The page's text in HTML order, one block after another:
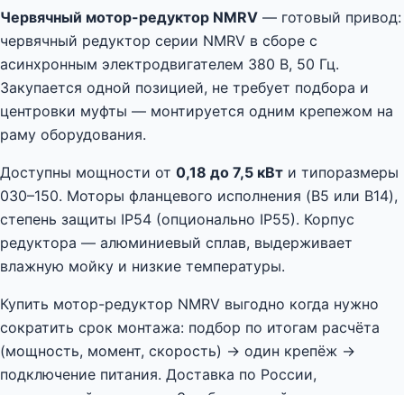
Червячный мотор-редуктор NMRV — готовый привод:
червячный редуктор серии NMRV в сборе с
асинхронным электродвигателем 380 В, 50 Гц.
Закупается одной позицией, не требует подбора и
центровки муфты — монтируется одним крепежом на
раму оборудования.
Доступны мощности от 0,18 до 7,5 кВт и типоразмеры
030–150. Моторы фланцевого исполнения (B5 или B14),
степень защиты IP54 (опционально IP55). Корпус
редуктора — алюминиевый сплав, выдерживает
влажную мойку и низкие температуры.
Купить мотор-редуктор NMRV выгодно когда нужно
сократить срок монтажа: подбор по итогам расчёта
(мощность, момент, скорость) → один крепёж →
подключение питания. Доставка по России,